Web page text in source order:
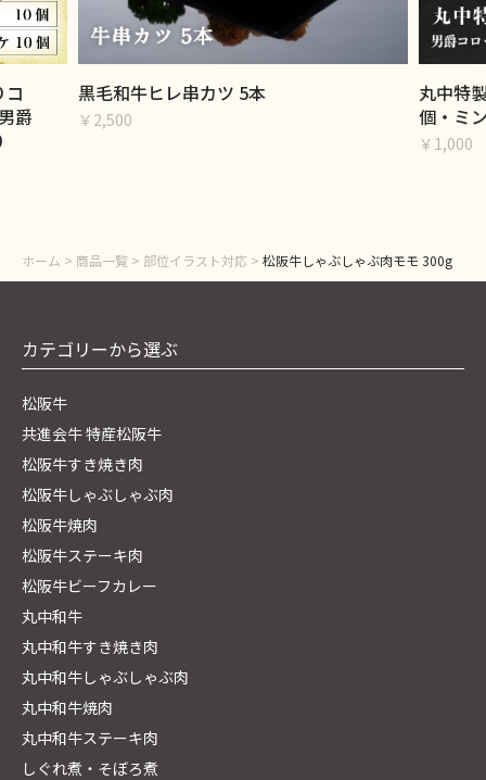
爵
黒毛和牛ヒレ串カツ 5本
￥2,500
丸中特
個・ミ
￥1,000
ホーム > 商品一覧 > 部位イラスト対応 > 松阪牛しゃぶしゃぶ肉モモ 300g
カテゴリーから選ぶ
松阪牛
共進会牛 特産松阪牛
松阪牛すき焼き肉
松阪牛しゃぶしゃぶ肉
松阪牛焼肉
松阪牛ステーキ肉
松阪牛ビーフカレー
丸中和牛
丸中和牛すき焼き肉
丸中和牛しゃぶしゃぶ肉
丸中和牛焼肉
丸中和牛ステーキ肉
しぐれ煮・そぼろ煮